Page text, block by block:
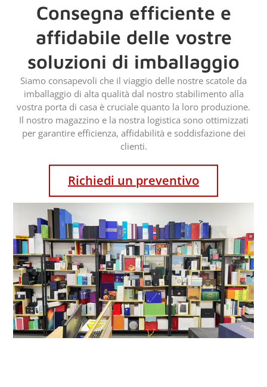
Consegna efficiente e
affidabile delle vostre
soluzioni di imballaggio
Siamo consapevoli che il viaggio delle nostre scatole da
imballaggio di alta qualità dal nostro stabilimento alla
vostra porta di casa è cruciale quanto la loro produzione.
Il nostro magazzino e la nostra logistica sono ottimizzati
per garantire efficienza, affidabilità e soddisfazione dei
clienti.
Richiedi un preventivo